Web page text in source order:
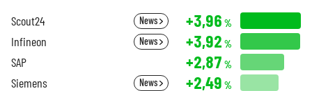
Scout24 News +3,96 %
Infineon News +3,92 %
SAP +2,87 %
Siemens News +2,49 %